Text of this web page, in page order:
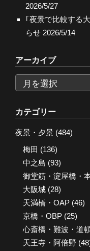
2026/5/27
｢夜景で比較する
らせ 2026/5/14
アーカイブ
ー
カ
イ
ブ
カテゴリー
夜景・夕景 (484)
梅田 (136)
中之島 (93)
御堂筋・淀屋橋・
大阪城 (28)
天満橋・OAP (46)
京橋・OBP (25)
心斎橋・難波・道
天王寺・阿倍野